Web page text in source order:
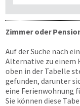
Zimmer oder
Auf der Suche nach
Alternative zu einem
oben in der Tabelle
gefunden, darunter
eine Ferienwohnung
Sie können diese